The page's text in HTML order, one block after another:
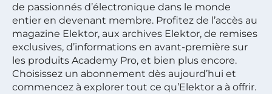
de passionnés d’électronique dans le monde
entier en devenant membre. Profitez de l’accès au
magazine Elektor, aux archives Elektor, de remises
exclusives, d’informations en avant-première sur
les produits Academy Pro, et bien plus encore.
Choisissez un abonnement dès aujourd’hui et
commencez à explorer tout ce qu’Elektor a à offrir.